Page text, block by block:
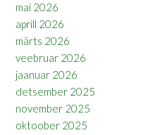
mai 2026
aprill 2026
märts 2026
veebruar 2026
jaanuar 2026
detsember 2025
november 2025
oktoober 2025